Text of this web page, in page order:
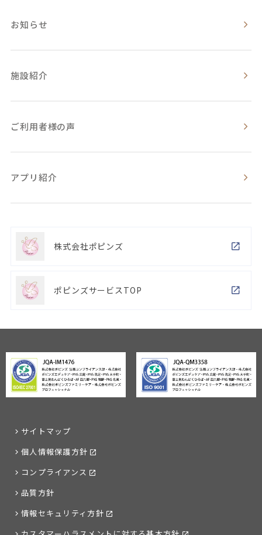
お知らせ
施設紹介
ご利用者様の声
アプリ紹介
株式会社ポピンズ
ポピンズサービスTOP
サイトマップ
個人情報保護方針
コンプライアンス
品質方針
情報セキュリティ方針